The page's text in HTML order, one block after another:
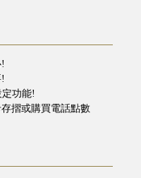
功能!
摺或購買電話點數